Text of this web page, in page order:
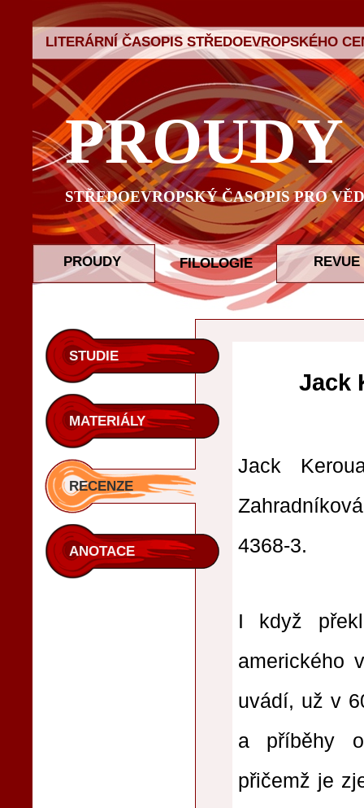
LITERÁRNÍ ČASOPIS STŘEDOEVROPSKÉHO
PROUDY
STŘEDOEVROPSKÝ ČASOPIS PRO
PROUDY FILOLOGIE REVUE
STUDIE
MATERIÁLY
RECENZE
ANOTACE
Jack
Jack
4368-3.
I když
amerického
uvádí, už v
a příběhy
přičemž je